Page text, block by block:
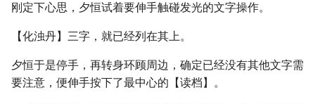
刚定下心思，夕恒试着要伸手触碰发光的文字操作。
【化浊丹】三字，就已经列在其上。
夕恒于是停手，再转身环顾周边，确定已经没有其他文字需
要注意，便伸手按下了最中心的【读档】。